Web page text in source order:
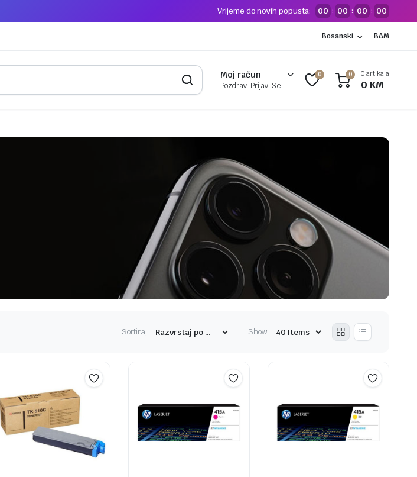
Vrijeme do novih popusta: 00 : 00 : 00 : 00
Bosanski BAM
Moj račun
Pozdrav, Prijavi Se
0 0 0 artikala
0 KM
Sortiraj: Show: